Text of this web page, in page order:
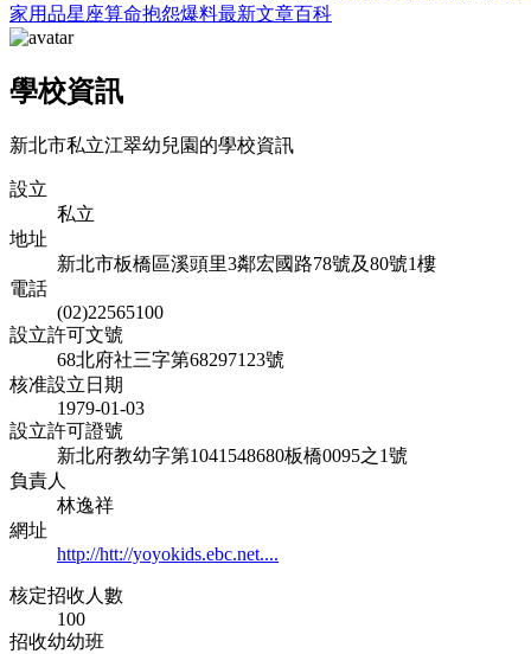
家用品星座算命抱怨爆料最新文章百科
學校資訊
新北市私立江翠幼兒園的學校資訊
設立
私立
地址
新北市板橋區溪頭里3鄰宏國路78號及80號1樓
電話
(02)22565100
設立許可文號
68北府社三字第68297123號
核准設立日期
1979-01-03
設立許可證號
新北府教幼字第1041548680板橋0095之1號
負責人
林逸祥
網址
http://htt://yoyokids.ebc.net....
核定招收人數
100
招收幼幼班